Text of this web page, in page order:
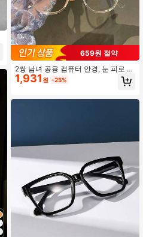
659원 절약
2쌍 남녀 공용 컴퓨터 안경, 눈 피로 방
지, 게임, TV 및 전화 사용
1,931 원 -25%